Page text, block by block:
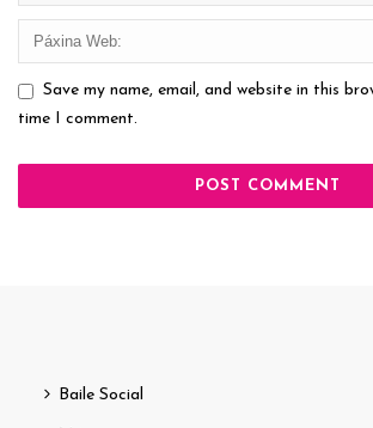
Save my name, email, and website in this
time I comment.
Baile Social